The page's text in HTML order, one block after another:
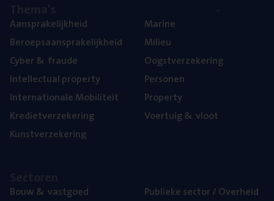
Aan­spra­ke­lijk­heid
Beroeps­aan­spra­ke­lijk­heid
Cyber& fraude
Intel­lec­tu­al property
Inter­na­ti­o­na­le Mobiliteit
Kre­diet­ver­ze­ke­ring
Kunst­ver­ze­ke­ring
Mari­ne
Mili­eu
Oogst­ver­ze­ke­ring
Per­so­nen
Pro­per­ty
Voer­tuig& vloot
Bouw& vastgoed
Publie­ke sec­tor / Overheid